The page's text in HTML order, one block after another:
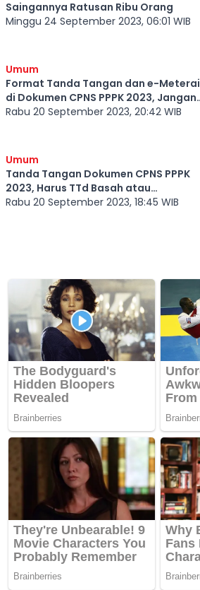
Saingannya Ratusan Ribu Orang
Minggu 24 September 2023, 06:01 WIB
Umum
Format Tanda Tangan dan e-Meterai
di Dokumen CPNS PPPK 2023, Jangan
Sampai Salah
Rabu 20 September 2023, 20:42 WIB
Umum
Tanda Tangan Dokumen CPNS PPPK
2023, Harus TTd Basah atau
Elektronik?
Rabu 20 September 2023, 18:45 WIB